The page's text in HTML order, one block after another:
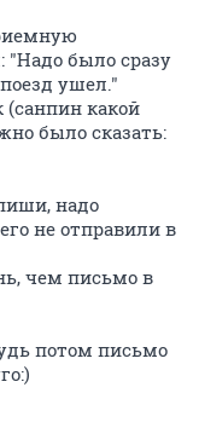
"Надо было сразу
ушел."
какой
было сказать:
надо
не отправили в
чем письмо в
потом письмо